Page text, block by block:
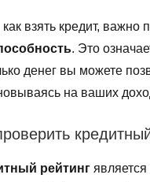
взять кредит, важно
. Это
денег вы можете
на ваших
рейтинг